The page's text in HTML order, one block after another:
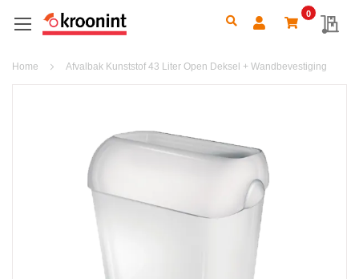
0
Search
Home Afvalbak Kunststof 43 Liter Open Deksel + Wandbevestiging